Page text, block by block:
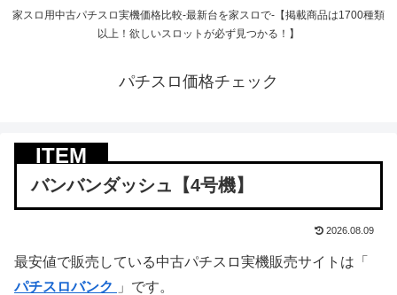
家スロ用中古パチスロ実機価格比較-最新台を家スロで-【掲載商品は1700種類
以上！欲しいスロットが必ず見つかる！】
パチスロ価格チェック
バンバンダッシュ【4号機】
2026.08.09
最安値で販売している中古パチスロ実機販売サイトは「
パチスロバンク
」です。